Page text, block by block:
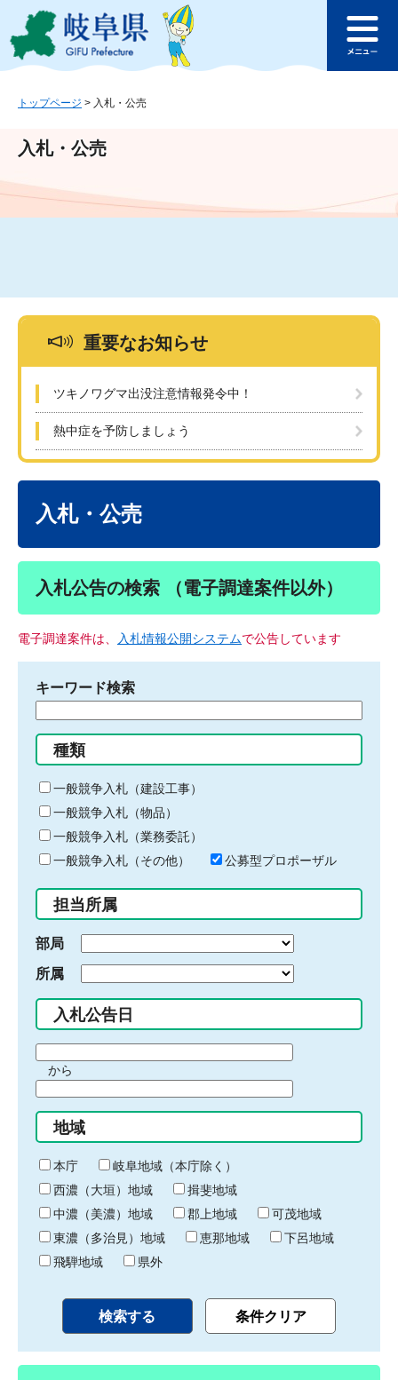
ジ
ュ
文
このページの本文へ
ュ
トップページ > 入札・公売
入札・公売
重要なお知らせ
ツキノワグマ出没注意情報発令中！
熱中症を予防しましょう
入札・公売
入札公告の検索 （電子調達案件以外）
電子調達案件は、 入札情報公開システムで公告しています
キーワード検索
る
キ
ー
ワ
ー
ド
入
力
種類
一般競争入札（建設工事）
一般競争入札（物品）
一般競争入札（業務委託）
一般競争入札（その他）
公募型プロポーザル
担当所属
部局
所属
入札公告日
間
始
り
から
間
終
わ
り
地域
本庁
岐阜地域（本庁除く）
西濃（大垣）地域
揖斐地域
中濃（美濃）地域
郡上地域
可茂地域
東濃（多治見）地域
恵那地域
下呂地域
飛騨地域
県外